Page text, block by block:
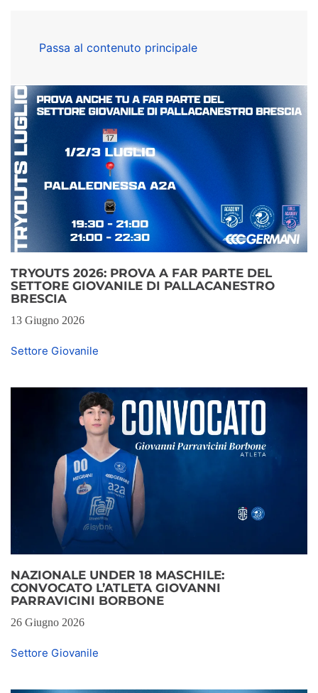
Passa al contenuto principale
TRYOUTS 2026: PROVA A FAR PARTE DEL
SETTORE GIOVANILE DI PALLACANESTRO
BRESCIA
13 Giugno 2026
Settore Giovanile
NAZIONALE UNDER 18 MASCHILE:
CONVOCATO L’ATLETA GIOVANNI
PARRAVICINI BORBONE
26 Giugno 2026
Settore Giovanile